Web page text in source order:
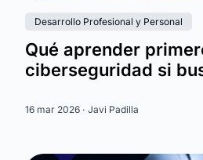
Desarrollo Profesional y Personal
Qué aprender
ciberseguridad si
16 mar 2026 · Javi Padilla